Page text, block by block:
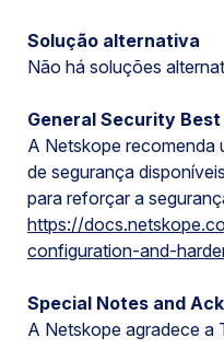
Solução alternativa
Não há soluções
General Security
A Netskope recomenda
de segurança
para reforçar a
https://
configuration-and-
Special Notes and
A Netskope agradece a